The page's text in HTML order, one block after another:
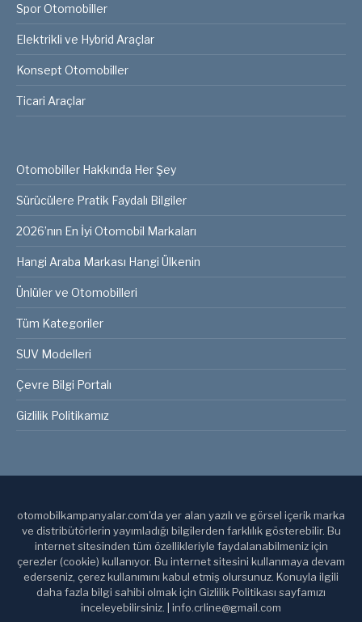
Spor Otomobiller
Elektrikli ve Hybrid Araçlar
Konsept Otomobiller
Ticari Araçlar
Otomobiller Hakkında Her Şey
Sürücülere Pratik Faydalı Bilgiler
2026’nın En İyi Otomobil Markaları
Hangi Araba Markası Hangi Ülkenin
Ünlüler ve Otomobilleri
Tüm Kategoriler
SUV Modelleri
Çevre Bilgi Portalı
Gizlilik Politikamız
otomobilkampanyalar.com'da yer alan yazılı ve görsel içerik marka
ve distribütörlerin yayımladığı bilgilerden farklılık gösterebilir. Bu
internet sitesinden tüm özellikleriyle faydalanabilmeniz için
çerezler (cookie) kullanıyor. Bu internet sitesini kullanmaya devam
ederseniz, çerez kullanımını kabul etmiş olursunuz. Konuyla ilgili
daha fazla bilgi sahibi olmak için Gizlilik Politikası sayfamızı
inceleyebilirsiniz. | info.crline@gmail.com